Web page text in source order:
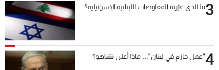
3ما الذي غيّرته المفاوضات اللبنانية الإسرائيلية؟
4"عمل حازم في لبنان"... ماذا أعلن نتنياهو؟